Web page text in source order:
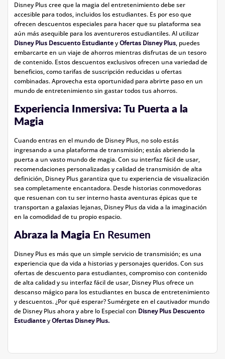
Disney Plus cree que la magia del entretenimiento debe ser
accesible para todos, incluidos los estudiantes. Es por eso que
ofrecen descuentos especiales para hacer que su plataforma sea
aún más asequible para los aventureros estudiantiles. Al utilizar
Disney Plus Descuento EstudianteyOfertas Disney Plus, puedes
embarcarte en un viaje de ahorros mientras disfrutas de un tesoro
de contenido. Estos descuentos exclusivos ofrecen una variedad de
beneficios, como tarifas de suscripción reducidas u ofertas
combinadas. Aprovecha esta oportunidad para abrirte paso en un
mundo de entretenimiento sin gastar todos tus ahorros.
Experiencia Inmersiva: Tu Puerta a la
Magia
Cuando entras en el mundo de Disney Plus, no solo estás
ingresando a una plataforma de transmisión; estás abriendo la
puerta a un vasto mundo de magia. Con su interfaz fácil de usar,
recomendaciones personalizadas y calidad de transmisión de alta
definición, Disney Plus garantiza que tu experiencia de visualización
sea completamente encantadora. Desde historias conmovedoras
que resuenan con tu ser interno hasta aventuras épicas que te
transportan a galaxias lejanas, Disney Plus da vida a la imaginación
en la comodidad de tu propio espacio.
Abraza la Magia En Resumen
Disney Plus es más que un simple servicio de transmisión; es una
experiencia que da vida a historias y personajes queridos. Con sus
ofertas de descuento para estudiantes, compromiso con contenido
de alta calidad y su interfaz fácil de usar, Disney Plus ofrece un
descanso mágico para los estudiantes en busca de entretenimiento
y descuentos. ¿Por qué esperar? Sumérgete en el cautivador mundo
de Disney Plus ahora y abre lo Especial con Disney Plus Descuento
EstudianteyOfertas Disney Plus.